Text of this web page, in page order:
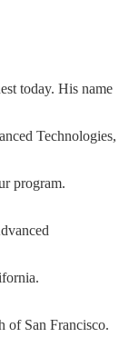
today. His name
Technologies,
program.
of San Francisco.